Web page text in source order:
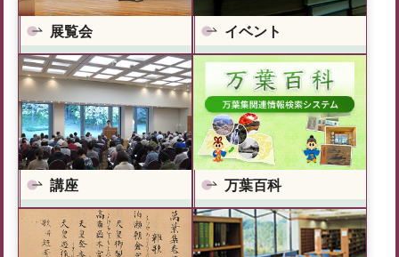
展覧会 イベント
講座 万葉百科